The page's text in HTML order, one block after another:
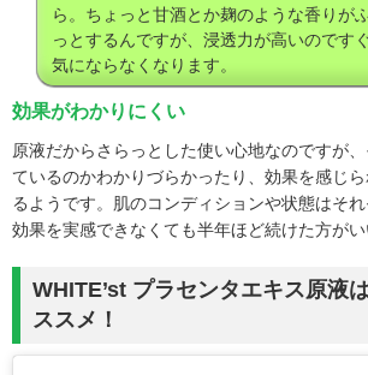
ら。ちょっと甘酒とか麹のような香りが
っとするんですが、浸透力が高いのです
気にならなくなります。
効果がわかりにくい
原液だからさらっとした使い心地なのですが
ているのかわかりづらかったり、効果を感じ
るようです。肌のコンディションや状態はそ
効果を実感できなくても半年ほど続けた方がい
WHITE’st プラセンタエキス原液
ススメ！